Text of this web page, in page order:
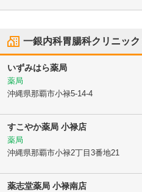
一銀内科胃腸科クリニック
いずみはら薬局
薬局
沖縄県那覇市小禄5-14-4
すこやか薬局 小禄店
薬局
沖縄県那覇市小禄2丁目3番地21
薬志堂薬局 小禄南店